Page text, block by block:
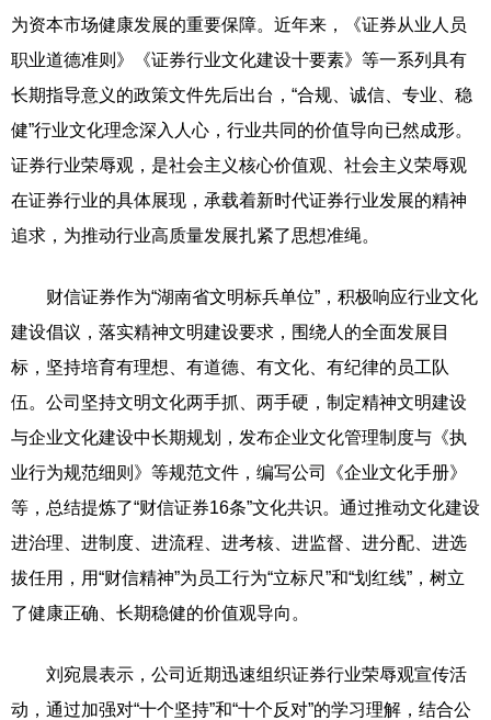
为资本市场健康发展的重要保障。近年来，《证券从业人员
职业道德准则》《证券行业文化建设十要素》等一系列具有
长期指导意义的政策文件先后出台，“合规、诚信、专业、稳
健”行业文化理念深入人心，行业共同的价值导向已然成形。
证券行业荣辱观，是社会主义核心价值观、社会主义荣辱观
在证券行业的具体展现，承载着新时代证券行业发展的精神
追求，为推动行业高质量发展扎紧了思想准绳。
财信证券作为“湖南省文明标兵单位”，积极响应行业文化
建设倡议，落实精神文明建设要求，围绕人的全面发展目
标，坚持培育有理想、有道德、有文化、有纪律的员工队
伍。公司坚持文明文化两手抓、两手硬，制定精神文明建设
与企业文化建设中长期规划，发布企业文化管理制度与《执
业行为规范细则》等规范文件，编写公司《企业文化手册》
等，总结提炼了“财信证券16条”文化共识。通过推动文化建设
进治理、进制度、进流程、进考核、进监督、进分配、进选
拔任用，用“财信精神”为员工行为“立标尺”和“划红线”，树立
了健康正确、长期稳健的价值观导向。
刘宛晨表示，公司近期迅速组织证券行业荣辱观宣传活
动，通过加强对“十个坚持”和“十个反对”的学习理解，结合公